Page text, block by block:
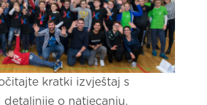
kratki izvještaj s
o natjecanju.